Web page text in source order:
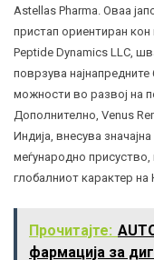
Astellas Pharma. Оваа
пристап ориентиран кон
Peptide Dynamics LLC,
поврзува
можности во развој на
Дополнително, Venus
Индија, внесува
меѓународно
глобалниот карактер на
Прочитајте:
фармација за